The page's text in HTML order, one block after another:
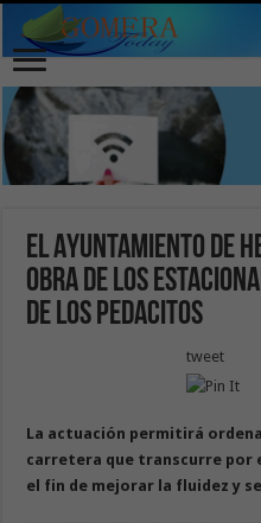
El Ayuntamiento de
obra de los
de Los Pedacitos
tweet
La actuación permitirá
carretera que transcurre por
el fin de mejorar la fluidez y